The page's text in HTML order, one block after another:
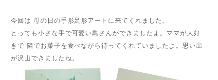
今回は 母の日の手形足形アートに来てくれました。
とっても小さな手で可愛い鳥さんができましたよ。ママが大好
きで 隣でお菓子を食べながら待ってくれていましたよ。思い出
が沢山できましたね。